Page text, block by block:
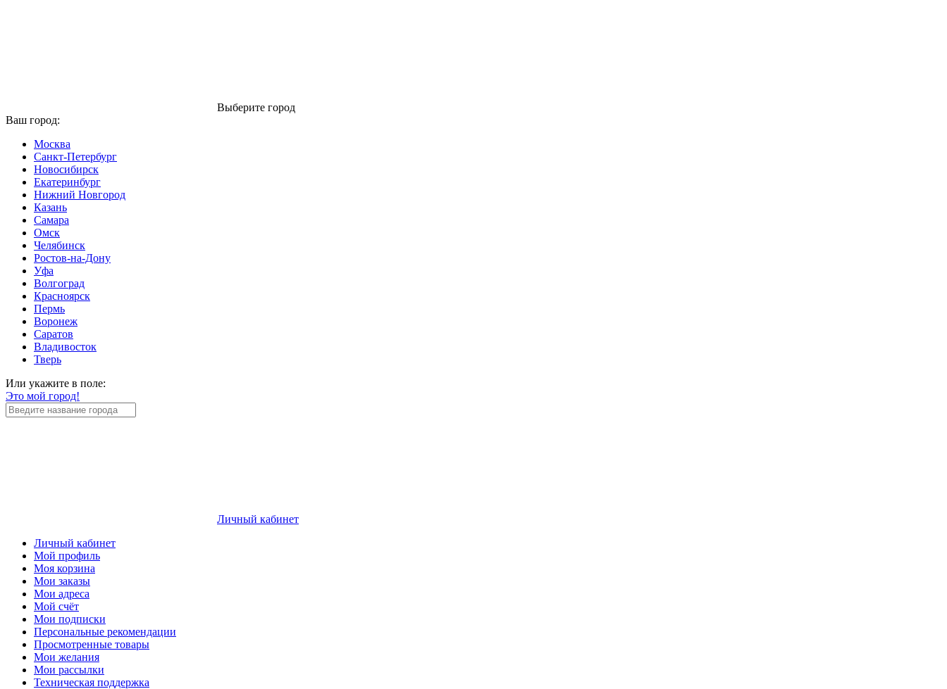
Выберите город
Ваш город:
Москва
Санкт-Петербург
Новосибирск
Екатеринбург
Нижний Новгород
Казань
Самара
Омск
Челябинск
Ростов-на-Дону
Уфа
Волгоград
Красноярск
Пермь
Воронеж
Саратов
Владивосток
Тверь
Или укажите в поле:
Это мой город!
Личный кабинет
Личный кабинет
Мой профиль
Моя корзина
Мои заказы
Мои адреса
Мой счёт
Мои подписки
Персональные рекомендации
Просмотренные товары
Мои желания
Мои рассылки
Техническая поддержка